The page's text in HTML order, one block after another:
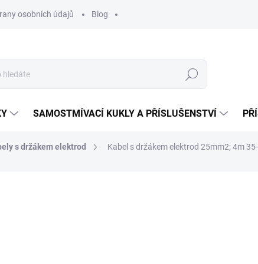
osobních údajů Blog
Hledat
SAMOSTMÍVACÍ KUKLY A PŘÍSLUŠENSTVÍ
s držákem elektrod Kabel s držákem elektrod 25mm2; 4m